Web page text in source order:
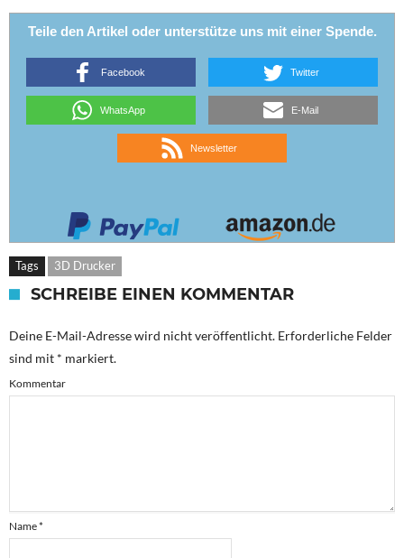
Teile den Artikel oder unterstütze uns mit einer Spende.
Facebook Twitter
WhatsApp E-Mail
Newsletter
Tags 3D Drucker
SCHREIBE EINEN KOMMENTAR
Deine E-Mail-Adresse wird nicht veröffentlicht. Erforderliche Felder
sind mit * markiert.
Kommentar
Name*